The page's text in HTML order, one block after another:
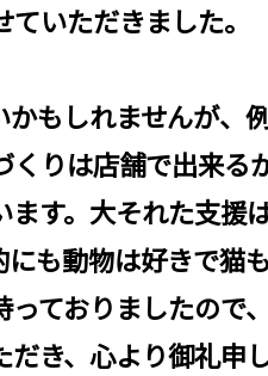
いただきました。
もしれませんが、
りは店舗で出来る
す。大それた支援
も動物は好きで猫
ておりましたので
き、心より御礼申し